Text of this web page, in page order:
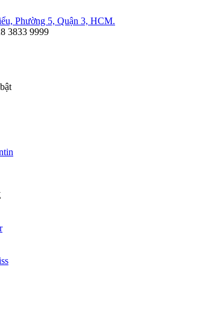
Phường 5, Quận 3, HCM.
3833 9999